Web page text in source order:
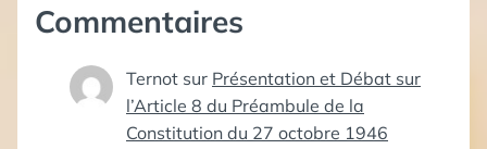
Commentaires
Ternot sur Présentation et Débat sur
l’Article 8 du Préambule de la
Constitution du 27 octobre 1946